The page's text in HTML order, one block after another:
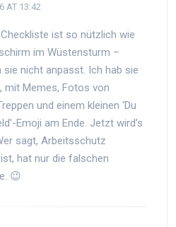
AT 13:42
ist so nützlich wie
im Wüstensturm –
sie nicht anpasst. Ich hab sie
mit Memes, Fotos von
und einem kleinen ‘Du
Emoji am Ende. Jetzt wird’s
sagt, Arbeitsschutz
hat nur die falschen
😉